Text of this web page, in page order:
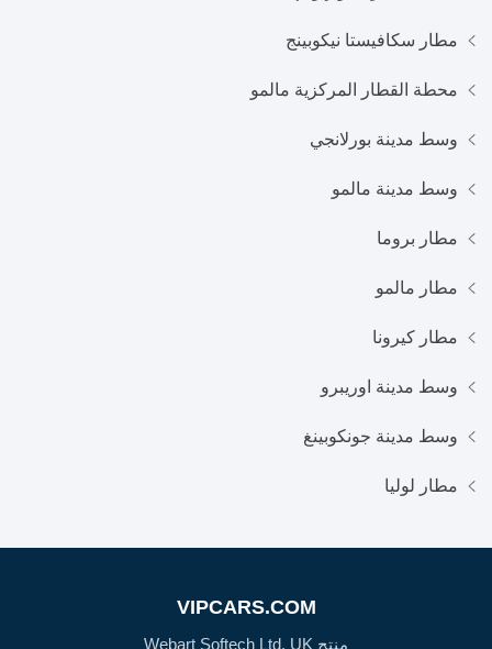
مطار سكافيستا نيكوبينج
محطة القطار المركزية مالمو
وسط مدينة بورلانجي
وسط مدينة مالمو
مطار بروما
مطار مالمو
مطار كيرونا
وسط مدينة اوريبرو
وسط مدينة جونكوبينغ
مطار لوليا
VIPCARS.COM
منتج Webart Softech Ltd, UK